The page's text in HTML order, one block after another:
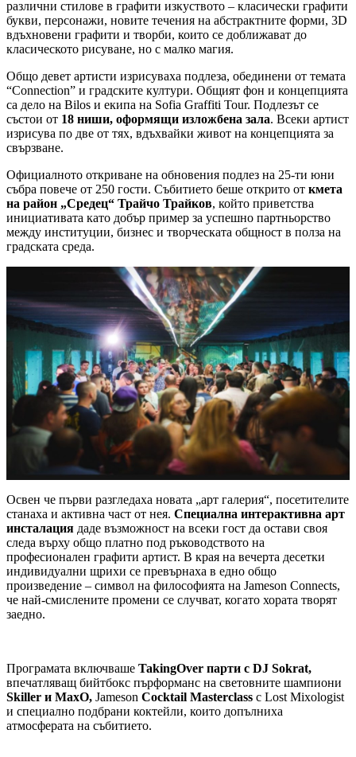
различни стилове в графити изкуството – класически графити
букви, персонажи, новите течения на абстрактните форми, 3D
вдъхновени графити и творби, които се доближават до
класическото рисуване, но с малко магия.
Общо девет артисти изрисуваха подлеза, обединени от темата
“Connection” и градските култури. Общият фон и концепцията
са дело на Bilos и екипа на Sofia Graffiti Tour. Подлезът се
състои от 18 ниши, оформящи изложбена зала. Всеки артист
изрисува по две от тях, вдъхвайки живот на концепцията за
свързване.
Официалното откриване на обновения подлез на 25-ти юни
събра повече от 250 гости. Събитието беше открито от кмета
на район „Средец“ Трайчо Трайков, който приветства
инициативата като добър пример за успешно партньорство
между институции, бизнес и творческата общност в полза на
градската среда.
Освен че първи разгледаха новата „арт галерия“, посетителите
станаха и активна част от нея. Специална интерактивна арт
инсталация даде възможност на всеки гост да остави своя
следа върху общо платно под ръководството на
професионален графити артист. В края на вечерта десетки
индивидуални щрихи се превърнаха в едно общо
произведение – символ на философията на Jameson Connects,
че най-смислените промени се случват, когато хората творят
заедно.
Програмата включваше TakingOver парти с DJ Sokrat,
впечатляващ бийтбокс пърформанс на световните шампиони
Skiller и MaxO, Jameson Cocktail Masterclass с Lost Mixologist
и специално подбрани коктейли, които допълниха
атмосферата на събитието.